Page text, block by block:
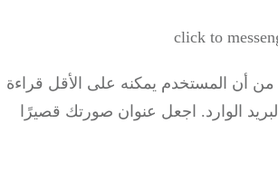
من أن المستخدم يمكنه على الأقل قراءة
الوارد. اجعل عنوان صورتك قصيرًا